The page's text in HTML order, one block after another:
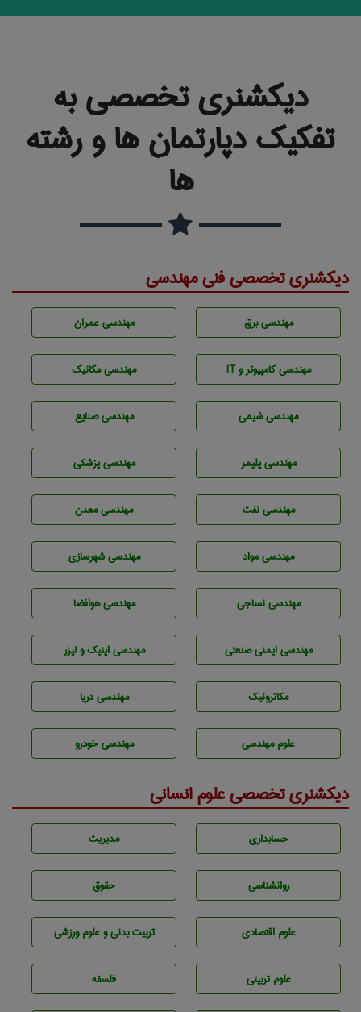
دیکشنری تخصصی به
تفکیک دپارتمان ها و رشته
ها
دیکشنری تخصصی فنی مهندسی
مهندسی برق مهندسی عمران
مهندسی كامپيوتر و IT مهندسی مکانیک
مهندسي شيمی مهندسی صنايع
مهندسی پليمر مهندسی پزشکی
مهندسی نفت مهندسی معدن
مهندسی مواد مهندسی شهرسازی
مهندسي نساجی مهندسی هوافضا
مهندسی ایمنی صنعتی مهندسی اپتیک و لیزر
مکاترونیک مهندسی دریا
علوم مهندسی مهندسی خودرو
دیکشنری تخصصی علوم انسانی
حسابداری مديريت
روانشناسی حقوق
علوم اقتصادی تربيت بدنی و علوم ورزشی
علوم تربيتی فلسفه